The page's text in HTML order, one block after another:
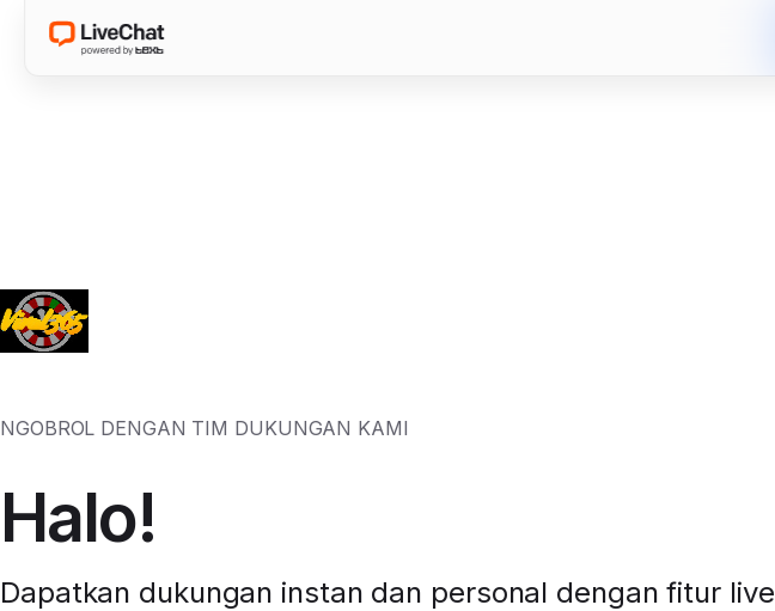
NGOBROL DENGAN TIM DUKUNGAN KAMI
Halo!
Dapatkan dukungan instan dan personal dengan fitur live